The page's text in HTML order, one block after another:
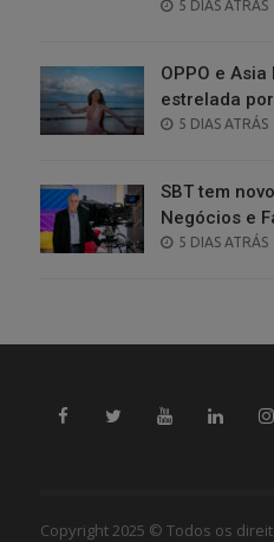
POSTED
5 DIAS ATRÁS
OPPO e
estrelada
POSTED
5 DIAS ATRÁS
SBT tem
Negócios e
POSTED
5 DIAS ATRÁS
Copyright 2025 © Todos os